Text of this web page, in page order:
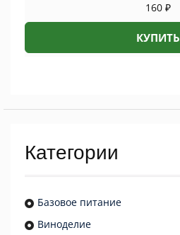
160 ₽
КУПИТЬ
Категории
Базовое питание
Виноделие